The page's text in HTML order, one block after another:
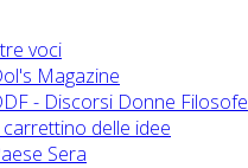
voci
Magazine
- Discorsi Donne Filosofe
carrettino delle idee
Sera